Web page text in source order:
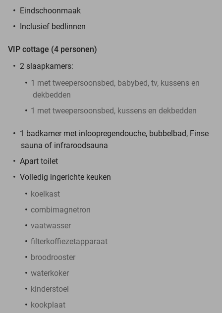
Eindschoonmaak
Inclusief bedlinnen
VIP cottage (4 personen)
2 slaapkamers:
1 met tweepersoonsbed, babybed, tv, kussens en
dekbedden
1 met tweepersoonsbed, kussens en dekbedden
1 badkamer met inloopregendouche, bubbelbad, Finse
sauna of infraroodsauna
Apart toilet
Volledig ingerichte keuken
koelkast
combimagnetron
vaatwasser
filterkoffiezetapparaat
broodrooster
waterkoker
kinderstoel
kookplaat